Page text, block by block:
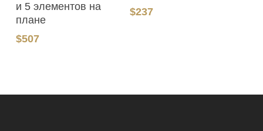
и 5 элементов на
плане
$507
$237